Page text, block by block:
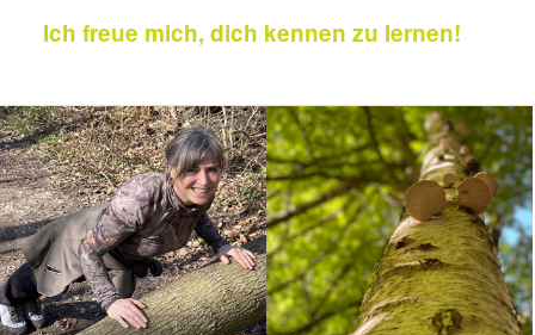
Ich freue mich, dich kennen zu lernen!